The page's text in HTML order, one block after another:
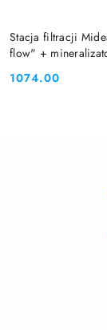
Stacja filtracji
flow" +
Cena:
1074.00